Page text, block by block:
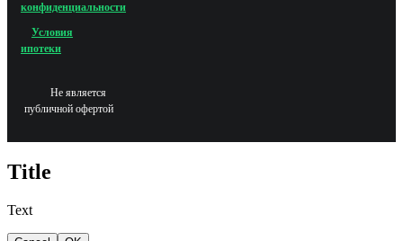
конфиденциальности
Условия
ипотеки
Не является
публичной офертой
Title
Text